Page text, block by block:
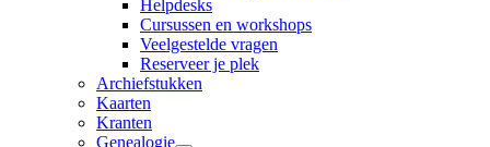
Helpdesks
Cursussen en workshops
Veelgestelde vragen
Reserveer je plek
Archiefstukken
Kaarten
Kranten
Genealogie